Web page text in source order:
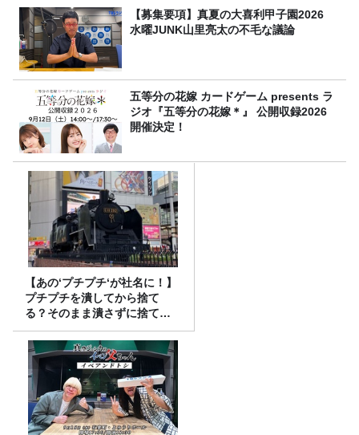
【募集要項】真夏の大喜利甲子園2026
水曜JUNK山里亮太の不毛な議論
五等分の花嫁 カードゲーム presents ラ
ジオ『五等分の花嫁＊』 公開収録2026
開催決定！
【あの‘プチプチ‘が社名に！】
プチプチを潰してから捨て
る？そのまま潰さずに捨て
る？